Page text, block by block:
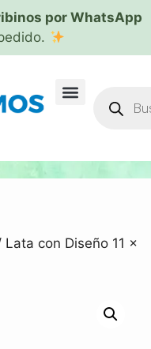
por WhatsApp
Lata con Diseño 11 x